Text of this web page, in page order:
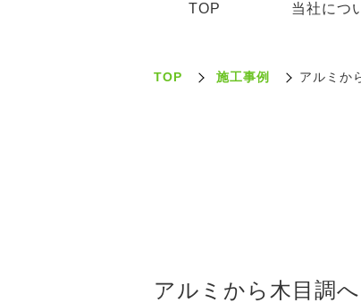
TOP 当社につ
TOP 施工事例 アルミか
アルミから木目調